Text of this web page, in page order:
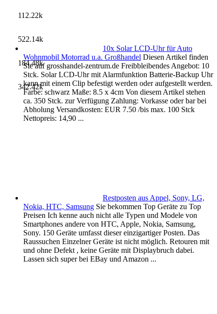
10x Solar LCD-Uhr für Auto
Wohnmobil Motorrad u.a. Großhandel Diesen Artikel finden
Sie auf grosshandel-zentrum.de Freibbleibendes Angebot: 10
Stck. Solar LCD-Uhr mit Alarmfunktion Batterie-Backup Uhr
kann mit einem Clip befestigt werden oder aufgestellt werden.
Farbe: schwarz Maße: 8.5 x 4cm Von diesem Artikel stehen
ca. 350 Stck. zur Verfügung Zahlung: Vorkasse oder bar bei
Abholung Versandkosten: EUR 7.50 /bis max. 100 Stck
Nettopreis: 14,90 ...
Restposten aus Appel, Sony, LG,
Nokia, HTC, Samsung Sie bekommen Top Geräte zu Top
Preisen Ich kenne auch nicht alle Typen und Modele von
Smartphones andere von HTC, Apple, Nokia, Samsung,
Sony. 150 Geräte umfasst dieser einzigartiger Posten. Das
Raussuchen Einzelner Geräte ist nicht möglich. Retouren mit
und ohne Defekt , keine Geräte mit Displaybruch dabei.
Lassen sich super bei EBay und Amazon ...
112.22k
522.14k
184.48k
342.42k